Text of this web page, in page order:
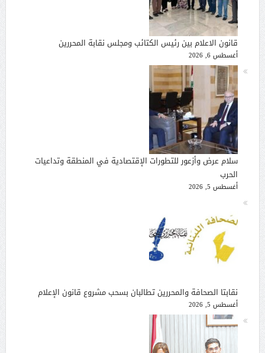
قانون الاعلام بين رئيس الكتائب ومجلس نقابة المحررين
أغسطس 6, 2026
سلام عرض وأزعور للتطورات الإقتصادية في المنطقة وتداعيات
الحرب
أغسطس 5, 2026
نقابتا الصحافة والمحررين تطالبان بسحب مشروع قانون الإعلام
أغسطس 5, 2026